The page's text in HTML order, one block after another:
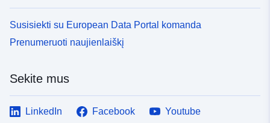
Susisiekti su European Data Portal komanda
Prenumeruoti naujienlaiškį
Sekite mus
LinkedIn Facebook
Youtube